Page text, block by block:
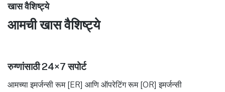
खास वैशिष्ट्ये
आमची खास वैशिष्ट्ये
रुग्णांसाठी 24×7 सपोर्ट
आमच्या इमर्जन्सी रूम [ER] आणि ऑपरेटिंग रूम [OR] इमर्जन्सी